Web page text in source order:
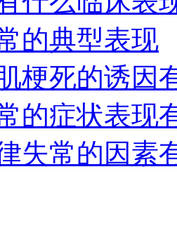
的典型表现
梗死的诱因
的症状表现
失常的因素